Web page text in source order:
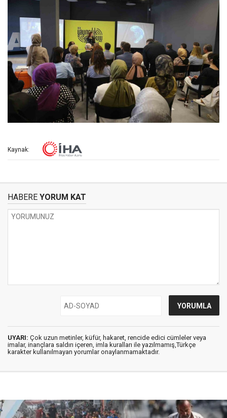
Kaynak:
HABERE YORUM KAT
UYARI: Çok uzun metinler, küfür, hakaret, rencide edici cümleler veya
imalar, inançlara saldırı içeren, imla kuralları ile yazılmamış,Türkçe
karakter kullanılmayan yorumlar onaylanmamaktadır.